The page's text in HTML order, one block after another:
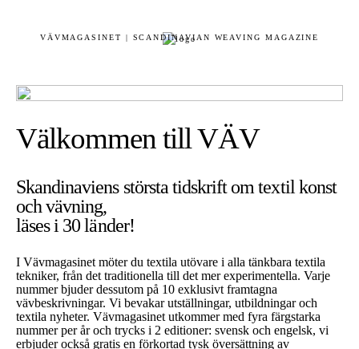
VÄVMAGASINET | SCANDINAVIAN WEAVING MAGAZINE
Välkommen till VÄV
Skandinaviens största tidskrift om textil konst
och vävning,
läses i 30 länder!
I Vävmagasinet möter du textila utövare i alla tänkbara textila
tekniker, från det traditionella till det mer experimentella. Varje
nummer bjuder dessutom på 10 exklusivt framtagna
vävbeskrivningar. Vi bevakar utställningar, utbildningar och
textila nyheter. Vävmagasinet utkommer med fyra färgstarka
nummer per år och trycks i 2 editioner: svensk och engelsk, vi
erbjuder också gratis en förkortad tysk översättning av